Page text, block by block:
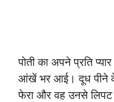
पोती का अपने प्रति
आंखें भर आई। दूध पीने के
फेरा और वह उनसे लिपट